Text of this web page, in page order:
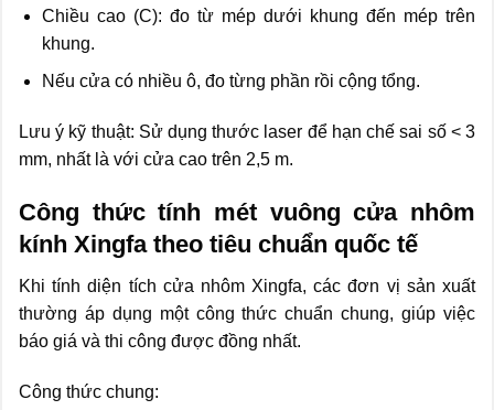
Chiều cao (C): đo từ mép dưới khung đến mép trên
khung.
Nếu cửa có nhiều ô, đo từng phần rồi cộng tổng.
Lưu ý kỹ thuật: Sử dụng thước laser để hạn chế sai số < 3
mm, nhất là với cửa cao trên 2,5 m.
Công thức tính mét vuông cửa nhôm
kính Xingfa theo tiêu chuẩn quốc tế
Khi tính diện tích cửa nhôm Xingfa, các đơn vị sản xuất
thường áp dụng một công thức chuẩn chung, giúp việc
báo giá và thi công được đồng nhất.
Công thức chung: